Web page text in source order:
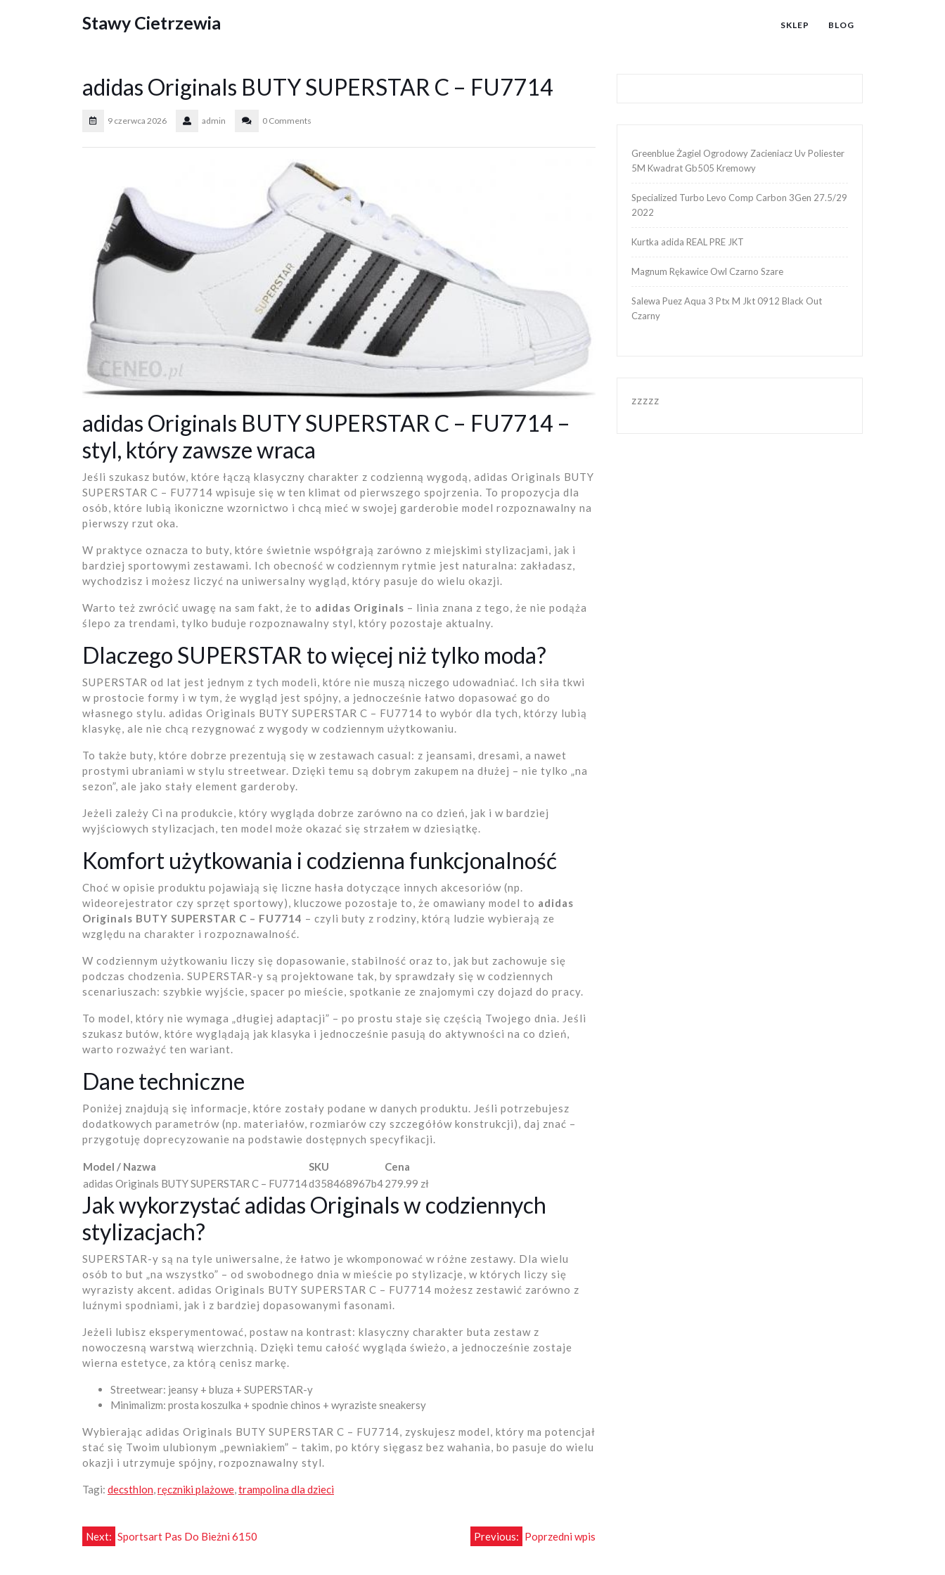
Stawy Cietrzewia SKLEP BLOG
adidas Originals BUTY SUPERSTAR C – FU7714
9 czerwca 2026 admin 0 Comments
adidas Originals BUTY SUPERSTAR C – FU7714 –
styl, który zawsze wraca
Jeśli szukasz butów, które łączą klasyczny charakter z codzienną wygodą, adidas Originals BUTY
SUPERSTAR C – FU7714 wpisuje się w ten klimat od pierwszego spojrzenia. To propozycja dla
osób, które lubią ikoniczne wzornictwo i chcą mieć w swojej garderobie model rozpoznawalny na
pierwszy rzut oka.
W praktyce oznacza to buty, które świetnie współgrają zarówno z miejskimi stylizacjami, jak i
bardziej sportowymi zestawami. Ich obecność w codziennym rytmie jest naturalna: zakładasz,
wychodzisz i możesz liczyć na uniwersalny wygląd, który pasuje do wielu okazji.
Warto też zwrócić uwagę na sam fakt, że to adidas Originals – linia znana z tego, że nie podąża
ślepo za trendami, tylko buduje rozpoznawalny styl, który pozostaje aktualny.
Dlaczego SUPERSTAR to więcej niż tylko moda?
SUPERSTAR od lat jest jednym z tych modeli, które nie muszą niczego udowadniać. Ich siła tkwi
w prostocie formy i w tym, że wygląd jest spójny, a jednocześnie łatwo dopasować go do
własnego stylu. adidas Originals BUTY SUPERSTAR C – FU7714 to wybór dla tych, którzy lubią
klasykę, ale nie chcą rezygnować z wygody w codziennym użytkowaniu.
To także buty, które dobrze prezentują się w zestawach casual: z jeansami, dresami, a nawet
prostymi ubraniami w stylu streetwear. Dzięki temu są dobrym zakupem na dłużej – nie tylko „na
sezon”, ale jako stały element garderoby.
Jeżeli zależy Ci na produkcie, który wygląda dobrze zarówno na co dzień, jak i w bardziej
wyjściowych stylizacjach, ten model może okazać się strzałem w dziesiątkę.
Komfort użytkowania i codzienna funkcjonalność
Choć w opisie produktu pojawiają się liczne hasła dotyczące innych akcesoriów (np.
wideorejestrator czy sprzęt sportowy), kluczowe pozostaje to, że omawiany model to adidas
Originals BUTY SUPERSTAR C – FU7714 – czyli buty z rodziny, którą ludzie wybierają ze
względu na charakter i rozpoznawalność.
W codziennym użytkowaniu liczy się dopasowanie, stabilność oraz to, jak but zachowuje się
podczas chodzenia. SUPERSTAR-y są projektowane tak, by sprawdzały się w codziennych
scenariuszach: szybkie wyjście, spacer po mieście, spotkanie ze znajomymi czy dojazd do pracy.
To model, który nie wymaga „długiej adaptacji” – po prostu staje się częścią Twojego dnia. Jeśli
szukasz butów, które wyglądają jak klasyka i jednocześnie pasują do aktywności na co dzień,
warto rozważyć ten wariant.
Dane techniczne
Poniżej znajdują się informacje, które zostały podane w danych produktu. Jeśli potrzebujesz
dodatkowych parametrów (np. materiałów, rozmiarów czy szczegółów konstrukcji), daj znać –
przygotuję doprecyzowanie na podstawie dostępnych specyfikacji.
Model / Nazwa SKU
Cena
adidas Originals BUTY SUPERSTAR C – FU7714d358468967b4279.99 zł
Jak wykorzystać adidas Originals w codziennych
stylizacjach?
SUPERSTAR-y są na tyle uniwersalne, że łatwo je wkomponować w różne zestawy. Dla wielu
osób to but „na wszystko” – od swobodnego dnia w mieście po stylizacje, w których liczy się
wyrazisty akcent. adidas Originals BUTY SUPERSTAR C – FU7714 możesz zestawić zarówno z
luźnymi spodniami, jak i z bardziej dopasowanymi fasonami.
Jeżeli lubisz eksperymentować, postaw na kontrast: klasyczny charakter buta zestaw z
nowoczesną warstwą wierzchnią. Dzięki temu całość wygląda świeżo, a jednocześnie zostaje
wierna estetyce, za którą cenisz markę.
Streetwear: jeansy + bluza + SUPERSTAR-y
Minimalizm: prosta koszulka + spodnie chinos + wyraziste sneakersy
Wybierając adidas Originals BUTY SUPERSTAR C – FU7714, zyskujesz model, który ma potencjał
stać się Twoim ulubionym „pewniakiem” – takim, po który sięgasz bez wahania, bo pasuje do wielu
okazji i utrzymuje spójny, rozpoznawalny styl.
Tagi: decsthlon,ręczniki plażowe,trampolina dla dzieci
Nawigacja
Previous: Poprzedni wpis
Next: Sportsart Pas Do Bieżni 6150
Greenblue Żagiel Ogrodowy Zacieniacz Uv Poliester
5M Kwadrat Gb505 Kremowy
Specialized Turbo Levo Comp Carbon 3Gen 27.5/29
2022
Kurtka adida REAL PRE JKT
Magnum Rękawice Owl Czarno Szare
Salewa Puez Aqua 3 Ptx M Jkt 0912 Black Out
Czarny
zzzzz